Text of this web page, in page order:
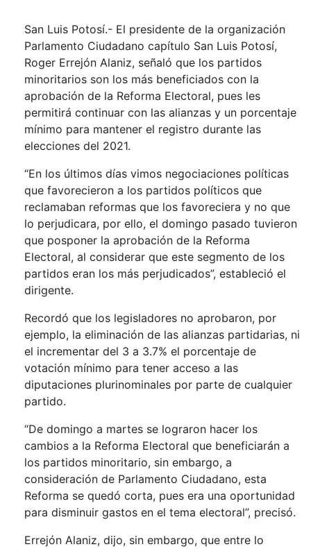
San Luis Potosí.- El presidente de la organización
Parlamento Ciudadano capítulo San Luis Potosí,
Roger Errejón Alaniz, señaló que los partidos
minoritarios son los más beneficiados con la
aprobación de la Reforma Electoral, pues les
permitirá continuar con las alianzas y un porcentaje
mínimo para mantener el registro durante las
elecciones del 2021.
“En los últimos días vimos negociaciones políticas
que favorecieron a los partidos políticos que
reclamaban reformas que los favoreciera y no que
lo perjudicara, por ello, el domingo pasado tuvieron
que posponer la aprobación de la Reforma
Electoral, al considerar que este segmento de los
partidos eran los más perjudicados”, estableció el
dirigente.
Recordó que los legisladores no aprobaron, por
ejemplo, la eliminación de las alianzas partidarias, ni
el incrementar del 3 a 3.7% el porcentaje de
votación mínimo para tener acceso a las
diputaciones plurinominales por parte de cualquier
partido.
“De domingo a martes se lograron hacer los
cambios a la Reforma Electoral que beneficiarán a
los partidos minoritario, sin embargo, a
consideración de Parlamento Ciudadano, esta
Reforma se quedó corta, pues era una oportunidad
para disminuir gastos en el tema electoral”, precisó.
Errejón Alaniz, dijo, sin embargo, que entre lo